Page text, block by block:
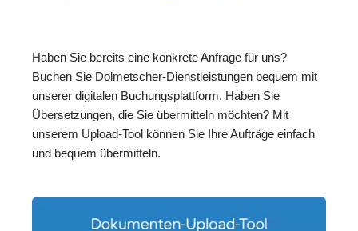
Haben Sie bereits eine konkrete Anfrage für uns?
Buchen Sie Dolmetscher-Dienstleistungen bequem mit
unserer digitalen Buchungsplattform. Haben Sie
Übersetzungen, die Sie übermitteln möchten? Mit
unserem Upload-Tool können Sie Ihre Aufträge einfach
und bequem übermitteln.